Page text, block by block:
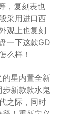
，复刻表也
采用进口西
观上也复刻
一下这款GD
么样！
星内置全新
新款款水鬼
之际，同时